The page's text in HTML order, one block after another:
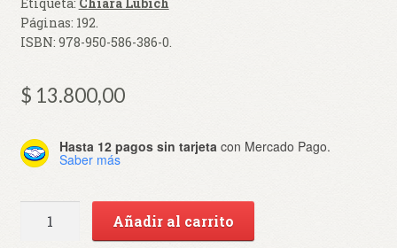
Páginas: 192.
ISBN: 978-950-586-386-0.
$ 13.800,00
Hasta 12 pagos sin tarjeta con Mercado Pago.
Saber más
Jesús
Añadir al carrito